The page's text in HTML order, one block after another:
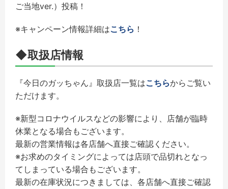
ご当地ver.）投稿！
※キャンペーン情報詳細はこちら ！
◆取扱店情報
『今日のガッちゃん』取扱店一覧はこちらからご覧い
ただけます。
※新型コロナウイルスなどの影響により、店舗が臨時
休業となる場合もございます。
最新の営業情報は各店舗へ直接ご確認ください。
※お求めのタイミングによっては店頭で品切れとなっ
てしまっている場合もございます。
最新の在庫状況につきましては、各店舗へ直接ご確認